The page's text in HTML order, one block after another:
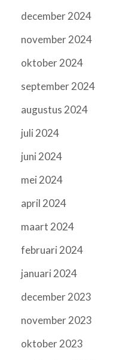
december 2024
november 2024
oktober 2024
september 2024
augustus 2024
juli 2024
juni 2024
mei 2024
april 2024
maart 2024
februari 2024
januari 2024
december 2023
november 2023
oktober 2023